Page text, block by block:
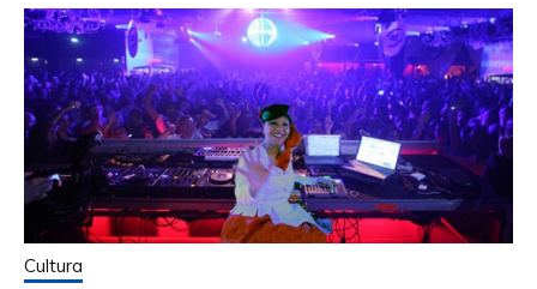
Cultura